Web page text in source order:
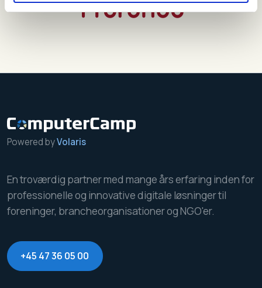
Powered byVolaris
En troværdig partner med mange års erfaring inden for
professionelle og innovative digitale løsninger til
foreninger, brancheorganisationer og NGO'er.
+45 47 36 05 00